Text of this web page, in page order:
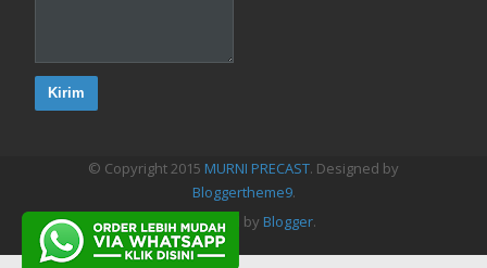
© Copyright 2015 MURNI PRECAST. Designed by
Bloggertheme9.
Powered by Blogger.